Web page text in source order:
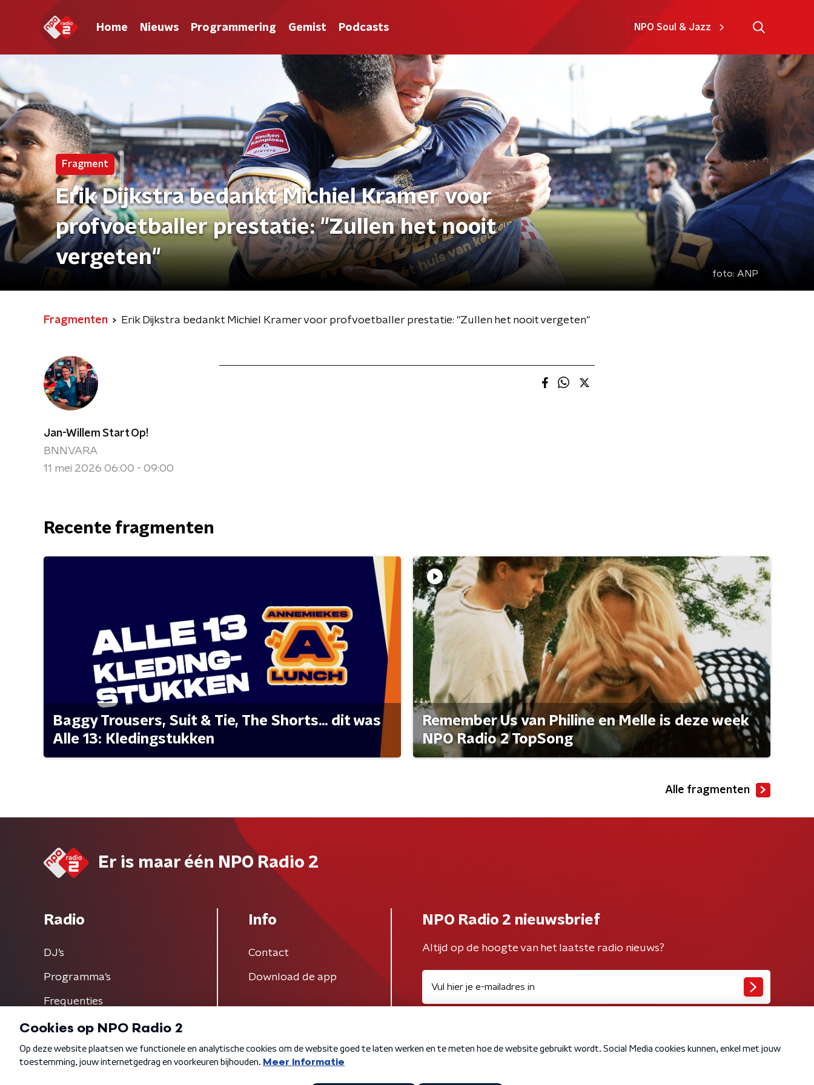
Home Nieuws Programmering Gemist Podcasts NPO Soul & Jazz
Fragment
Erik Dijkstra bedankt Michiel Kramer voor
profvoetballer prestatie: "Zullen het nooit
vergeten"
foto: ANP
Fragmenten Erik Dijkstra bedankt Michiel Kramer voor profvoetballer prestatie: "Zullen het nooit vergeten"
Jan-Willem Start Op!
BNNVARA
11 mei 2026 06:00 - 09:00
Recente fragmenten
Baggy Trousers, Suit & Tie, The Shorts... dit was
Alle 13: Kledingstukken
Remember Us van Philine en Melle is deze week
NPO Radio 2 TopSong
Alle fragmenten
Er is maar één NPO Radio 2
Radio
DJ’s
Programma's
Frequenties
Info
Contact
Download de app
NPO Radio 2 nieuwsbrief
Altijd op de hoogte van het laatste radio nieuws?
Algemene voorwaarden Privacybeleid